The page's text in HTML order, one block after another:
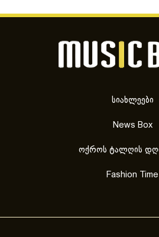
სიახლეები
News Box
ოქროს ტალღის
Fashion Time